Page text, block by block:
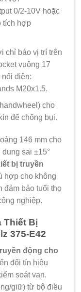
0/2-10V hoặc
tích hợp
chỉ báo vị trí trên
vuông 17
nối điện:
M20x1.5.
cho
để chống bụi.
146 mm cho
sai ±15°
bị truyền
hợp cho không
đảm bảo tuổi thọ
nghiệp.
Thiết Bị
375-E42
động cho
đổi tín hiệu
soát van.
giữ) từ bộ điều